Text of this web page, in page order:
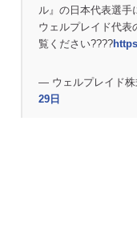
ル』の日本代表選手
ウェルプレイド代表
覧ください????
— ウェルプレイド株
29日